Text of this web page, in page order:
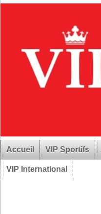
Accueil VIP Sportifs
VIP International